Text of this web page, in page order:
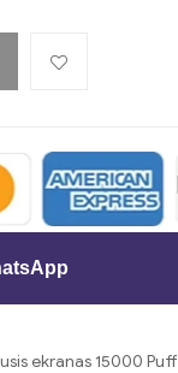
ekranas 15000 Puff